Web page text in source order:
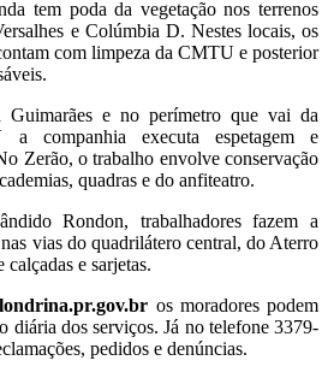
tem poda da vegetação nos terrenos
e Colúmbia D. Nestes locais, os
com limpeza da CMTU e posterior
e no perímetro que vai da
companhia executa espetagem e
Zerão, o trabalho envolve conservação
quadras e do anfiteatro.
Rondon, trabalhadores fazem a
vias do quadrilátero central, do Aterro
e sarjetas.
os moradores podem
diária dos serviços. Já no telefone 3379-
pedidos e denúncias.